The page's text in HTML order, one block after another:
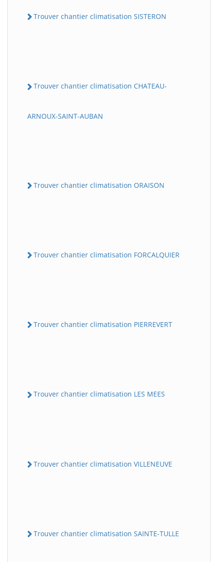
Trouver chantier climatisation SISTERON
Trouver chantier climatisation CHATEAU-
ARNOUX-SAINT-AUBAN
Trouver chantier climatisation ORAISON
Trouver chantier climatisation FORCALQUIER
Trouver chantier climatisation PIERREVERT
Trouver chantier climatisation LES MEES
Trouver chantier climatisation VILLENEUVE
Trouver chantier climatisation SAINTE-TULLE